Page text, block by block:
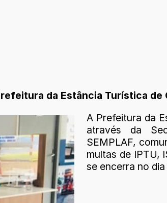
da Estância Turística de
A Prefeitura da
através da
SEMPLAF,
multas de IPTU,
se encerra no